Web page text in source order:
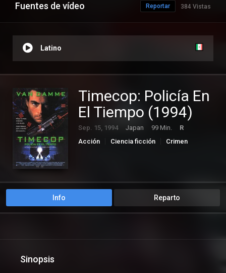
Fuentes de vídeo 384 Vistas
Reportar
Latino
Timecop: Policía En
El Tiempo (1994)
Sep. 15, 1994 Japan 99 Min.
R
Acción
Ciencia ficción
Crimen
Info Reparto
Sinopsis